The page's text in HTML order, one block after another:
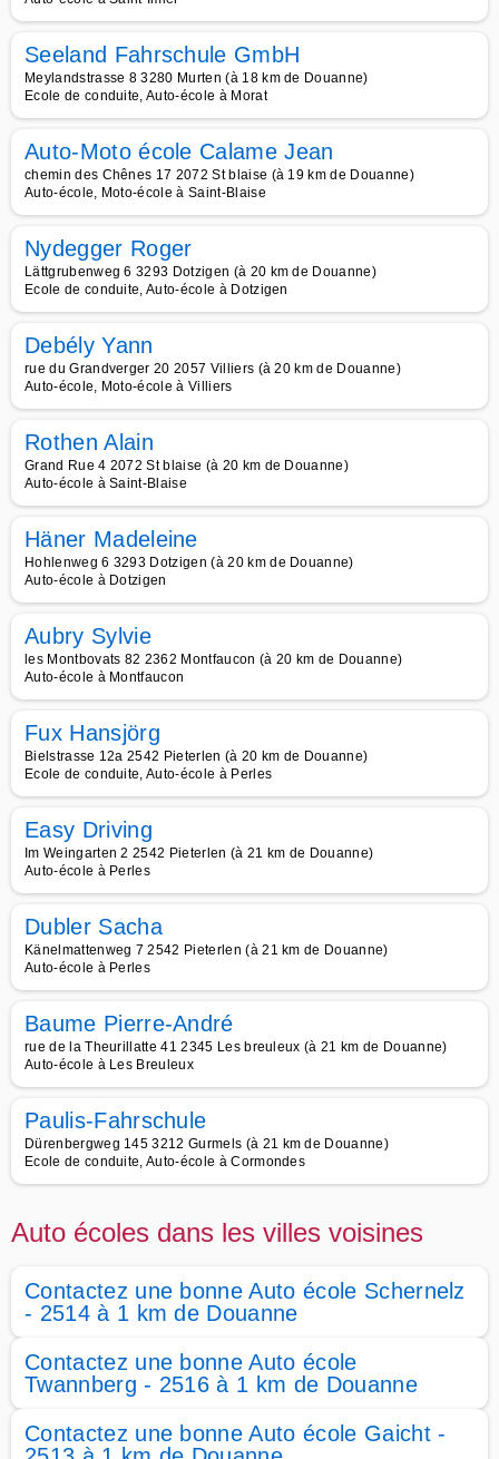
Seeland Fahrschule GmbH
Meylandstrasse 8 3280 Murten (à 18 km de Douanne)
Ecole de conduite, Auto-école à Morat
Auto-Moto école Calame Jean
chemin des Chênes 17 2072 St blaise (à 19 km de Douanne)
Auto-école, Moto-école à Saint-Blaise
Nydegger Roger
Lättgrubenweg 6 3293 Dotzigen (à 20 km de Douanne)
Ecole de conduite, Auto-école à Dotzigen
Debély Yann
rue du Grandverger 20 2057 Villiers (à 20 km de Douanne)
Auto-école, Moto-école à Villiers
Rothen Alain
Grand Rue 4 2072 St blaise (à 20 km de Douanne)
Auto-école à Saint-Blaise
Häner Madeleine
Hohlenweg 6 3293 Dotzigen (à 20 km de Douanne)
Auto-école à Dotzigen
Aubry Sylvie
les Montbovats 82 2362 Montfaucon (à 20 km de Douanne)
Auto-école à Montfaucon
Fux Hansjörg
Bielstrasse 12a 2542 Pieterlen (à 20 km de Douanne)
Ecole de conduite, Auto-école à Perles
Easy Driving
Im Weingarten 2 2542 Pieterlen (à 21 km de Douanne)
Auto-école à Perles
Dubler Sacha
Känelmattenweg 7 2542 Pieterlen (à 21 km de Douanne)
Auto-école à Perles
Baume Pierre-André
rue de la Theurillatte 41 2345 Les breuleux (à 21 km de Douanne)
Auto-école à Les Breuleux
Paulis-Fahrschule
Dürenbergweg 145 3212 Gurmels (à 21 km de Douanne)
Ecole de conduite, Auto-école à Cormondes
Auto écoles dans les villes voisines
Contactez une bonne Auto école Schernelz
- 2514 à 1 km de Douanne
Contactez une bonne Auto école
Twannberg - 2516 à 1 km de Douanne
Contactez une bonne Auto école Gaicht -